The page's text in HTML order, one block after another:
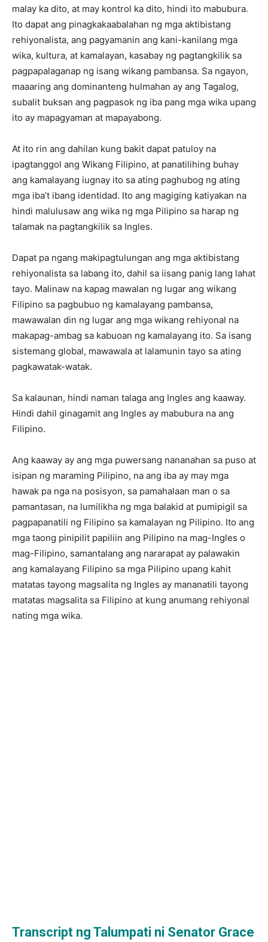
malay ka dito, at may kontrol ka dito, hindi ito mabubura.
Ito dapat ang pinagkakaabalahan ng mga aktibistang
rehiyonalista, ang pagyamanin ang kani-kanilang mga
wika, kultura, at kamalayan, kasabay ng pagtangkilik sa
pagpapalaganap ng isang wikang pambansa. Sa ngayon,
maaaring ang dominanteng hulmahan ay ang Tagalog,
subalit buksan ang pagpasok ng iba pang mga wika upang
ito ay mapagyaman at mapayabong.
At ito rin ang dahilan kung bakit dapat patuloy na
ipagtanggol ang Wikang Filipino, at panatilihing buhay
ang kamalayang iugnay ito sa ating paghubog ng ating
mga iba’t ibang identidad. Ito ang magiging katiyakan na
hindi malulusaw ang wika ng mga Pilipino sa harap ng
talamak na pagtangkilik sa Ingles.
Dapat pa ngang makipagtulungan ang mga aktibistang
rehiyonalista sa labang ito, dahil sa iisang panig lang lahat
tayo. Malinaw na kapag mawalan ng lugar ang wikang
Filipino sa pagbubuo ng kamalayang pambansa,
mawawalan din ng lugar ang mga wikang rehiyonal na
makapag-ambag sa kabuoan ng kamalayang ito. Sa isang
sistemang global, mawawala at lalamunin tayo sa ating
pagkawatak-watak.
Sa kalaunan, hindi naman talaga ang Ingles ang kaaway.
Hindi dahil ginagamit ang Ingles ay mabubura na ang
Filipino.
Ang kaaway ay ang mga puwersang nananahan sa puso at
isipan ng maraming Pilipino, na ang iba ay may mga
hawak pa nga na posisyon, sa pamahalaan man o sa
pamantasan, na lumilikha ng mga balakid at pumipigil sa
pagpapanatili ng Filipino sa kamalayan ng Pilipino. Ito ang
mga taong pinipilit papiliin ang Pilipino na mag-Ingles o
mag-Filipino, samantalang ang nararapat ay palawakin
ang kamalayang Filipino sa mga Pilipino upang kahit
matatas tayong magsalita ng Ingles ay mananatili tayong
matatas magsalita sa Filipino at kung anumang rehiyonal
nating mga wika.
Transcript ng Talumpati ni Senator Grace